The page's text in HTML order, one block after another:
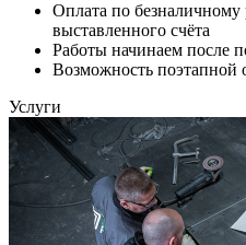
Оплата по безналичному
выставленного счёта
Работы начинаем после
Возможность поэтапной
Услуги